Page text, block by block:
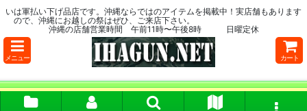
いは軍払い下げ品店です。沖縄ならではのアイテムを掲載中！実店舗もあります
ので、沖縄にお越しの祭はぜひ、ご来店下さい。
沖縄の店舗営業時間 午前11時〜午後8時 日曜定休
メニュー カート